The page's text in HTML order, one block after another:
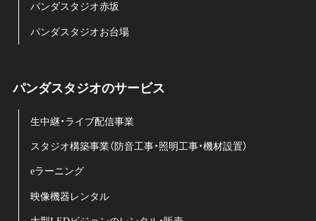
パンダスタジオ赤坂
パンダスタジオお台場
パンダスタジオのサービス
生中継・ライブ配信事業
スタジオ構築事業（防音工事・照明工事・機材設置）
eラーニング
映像機器レンタル